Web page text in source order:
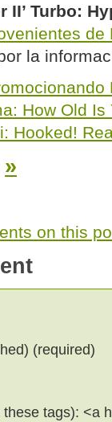
II’ Turbo:
de
la
How Old Is
Hooked!
»
on this
(required)
these tags): <a